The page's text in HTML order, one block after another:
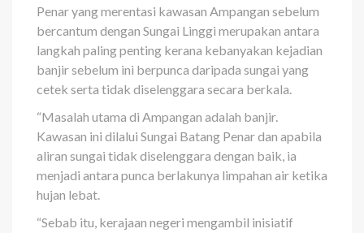
Penar yang merentasi kawasan Ampangan sebelum
bercantum dengan Sungai Linggi merupakan antara
langkah paling penting kerana kebanyakan kejadian
banjir sebelum ini berpunca daripada sungai yang
cetek serta tidak diselenggara secara berkala.
“Masalah utama di Ampa­ngan adalah banjir.
Kawasan ini dilalui Sungai Batang Penar dan apabila
aliran sungai tidak di­selenggara dengan baik, ia
menjadi antara punca berlakunya limpahan air ketika
hujan lebat.
“Sebab itu, kerajaan negeri mengambil inisiatif